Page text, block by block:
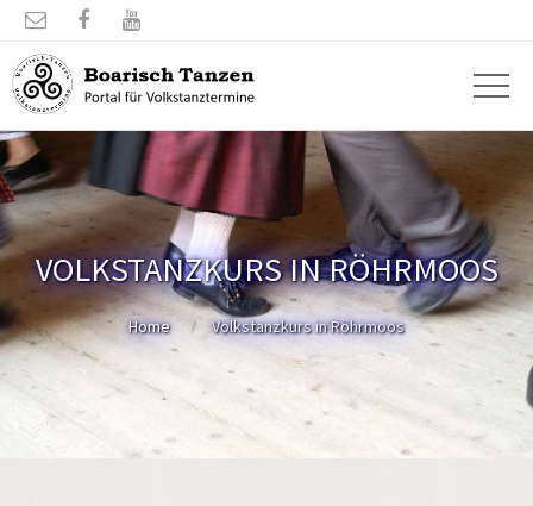
  
VOLKSTANZKURS IN RÖHRMOOS
Home Volkstanzkurs in Röhrmoos